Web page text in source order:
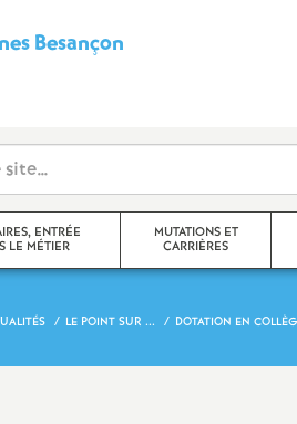
Besançon
d
i
c
ENTRÉE
LE MÉTIER
MUTATIONS ET
CARRIÈRES
LE POINT SUR ... DOTATION EN